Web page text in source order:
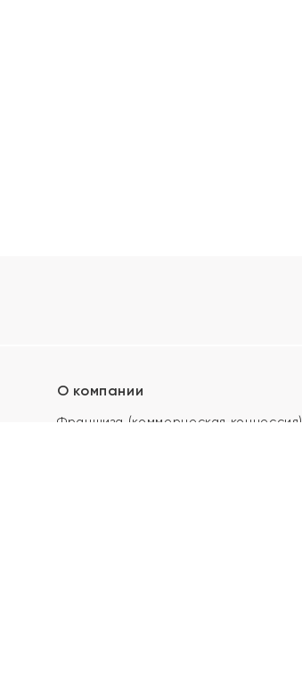
О компании
Франшиза (коммерческая концессия)